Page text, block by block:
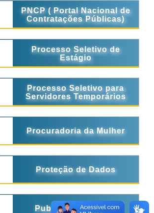
PNCP ( Portal Nacional de
Contratações Públicas)
Processo Seletivo de
Estágio
Processo Seletivo para
Servidores Temporários
Procuradoria da Mulher
Proteção de Dados
Publicações Legais